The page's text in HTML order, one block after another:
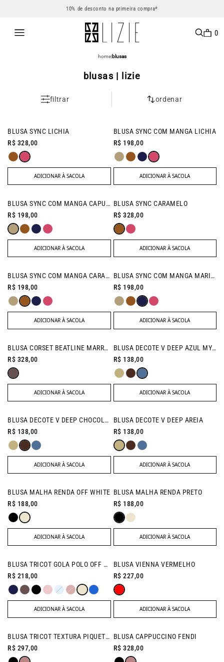
10% de desconto na primeira compra*
0
home|blusas
blusas | lizie
filtrar ordenar
NEW IN
BLUSA SYNC LICHIA
R$ 328,00
ADICIONAR À SACOLA
NEW IN
BLUSA SYNC COM MANGA LICHIA
R$ 198,00
ADICIONAR À SACOLA
NEW IN
BLUSA SYNC COM MANGA CAPUCCINO
R$ 198,00
ADICIONAR À SACOLA
NEW IN
BLUSA SYNC CARAMELO
R$ 328,00
ADICIONAR À SACOLA
NEW IN
BLUSA SYNC COM MANGA CARAMELO
R$ 198,00
ADICIONAR À SACOLA
NEW IN
BLUSA SYNC COM MANGA MARINHO
R$ 198,00
ADICIONAR À SACOLA
NEW IN
BLUSA CORSET BEATLINE MARROM
R$ 328,00
ADICIONAR À SACOLA
NEW IN
BLUSA DECOTE V DEEP AZUL MYKONOS
R$ 138,00
ADICIONAR À SACOLA
NEW IN
BLUSA DECOTE V DEEP CHOCOLATE
R$ 138,00
ADICIONAR À SACOLA
NEW IN
BLUSA DECOTE V DEEP AREIA
R$ 138,00
ADICIONAR À SACOLA
NEW IN
BLUSA MALHA RENDA OFF WHITE
R$ 188,00
ADICIONAR À SACOLA
NEW IN
BLUSA MALHA RENDA PRETO
R$ 188,00
ADICIONAR À SACOLA
BLUSA TRICOT GOLA POLO OFF WHITE
R$ 218,00
ADICIONAR À SACOLA
NEW IN
BLUSA VIENNA VERMELHO
R$ 227,00
ADICIONAR À SACOLA
BLUSA TRICOT TEXTURA PIQUET FENDI
R$ 297,00
BLUSA CAPPUCCINO FENDI
R$ 328,00